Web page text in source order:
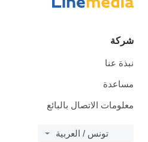
شركة
نبذة عنا
مساعدة
معلومات الاتصال بالبائع
تونس / العربية